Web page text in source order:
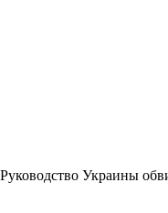
Руководство Украины